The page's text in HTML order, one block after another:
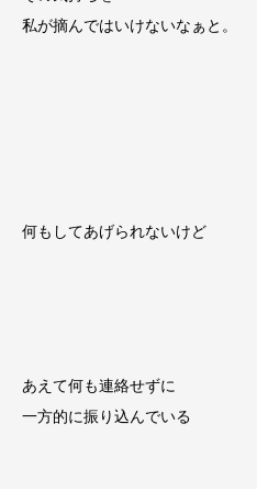
私が摘んではいけないなぁと。
何もしてあげられないけど
あえて何も連絡せずに
一方的に振り込んでいる